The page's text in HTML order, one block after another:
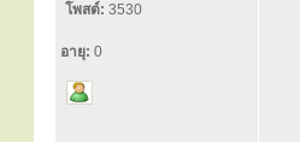
โพสต์: 3530
อายุ: 0